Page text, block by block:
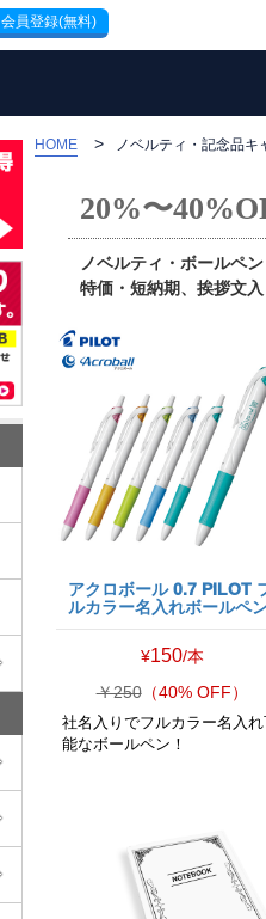
会員登録(無料)
HOME > ノベルティ・記念品キ
20%〜
ノベルティ・ボールペ
特価・短納期、挨拶文
アクロボール 0.7 PILOT
ルカラー名入れボールペ
¥150/本
￥250（40% OFF）
社名入りでフルカラー名入れ
能なボールペン！